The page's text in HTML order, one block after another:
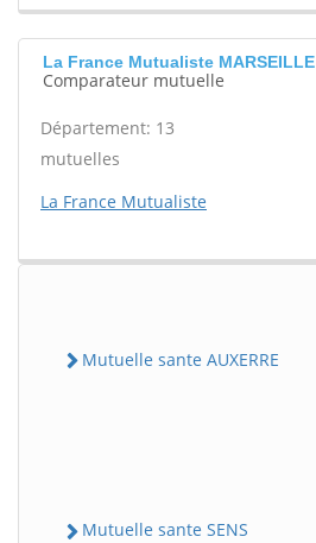
La France Mutualiste MARSEILLE
Comparateur mutuelle
Département: 13
mutuelles
La France Mutualiste
Mutuelle sante AUXERRE
Mutuelle sante SENS